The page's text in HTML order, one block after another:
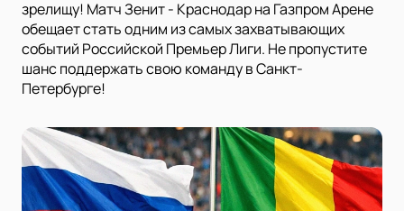
зрелищу! Матч Зенит - Краснодар на Газпром Арене
обещает стать одним из самых захватывающих
событий Российской Премьер Лиги. Не пропустите
шанс поддержать свою команду в Санкт-
Петербурге!